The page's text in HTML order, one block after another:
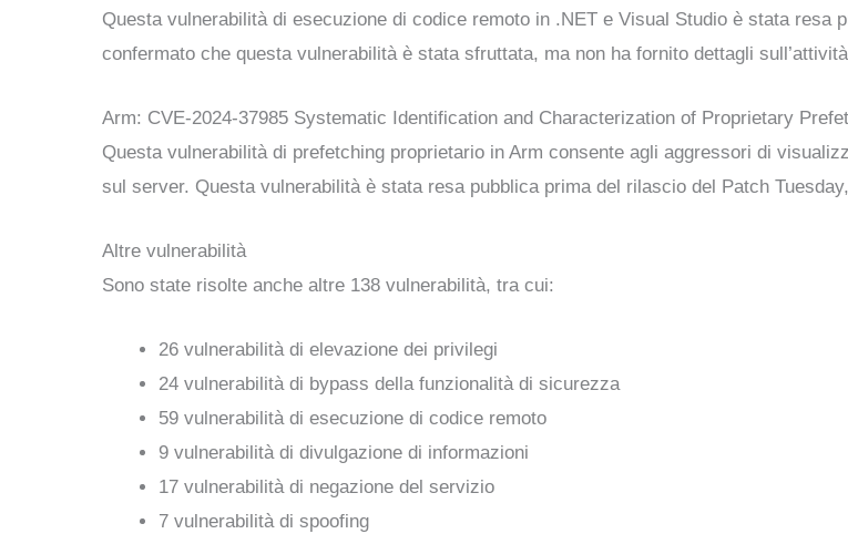
Questa vulnerabilità di esecuzione di codice remoto in .NET e Visual Studio è stata resa
confermato che questa vulnerabilità è stata sfruttata, ma non ha fornito dettagli
Arm: CVE-2024-37985 Systematic Identification and Characterization of Proprietary
Questa vulnerabilità di prefetching proprietario in Arm consente agli aggressori di
sul server. Questa vulnerabilità è stata resa pubblica prima del rilascio del Patch
Altre vulnerabilità
Sono state risolte anche altre 138 vulnerabilità, tra cui:
26 vulnerabilità di elevazione dei privilegi
24 vulnerabilità di bypass della funzionalità di sicurezza
59 vulnerabilità di esecuzione di codice remoto
9 vulnerabilità di divulgazione di informazioni
17 vulnerabilità di negazione del servizio
7 vulnerabilità di spoofing